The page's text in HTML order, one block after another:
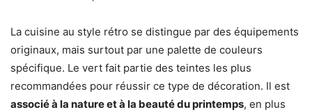
La cuisine au style rétro se distingue par des équipements
originaux, mais surtout par une palette de couleurs
spécifique. Le vert fait partie des teintes les plus
recommandées pour réussir ce type de décoration. Il est
associé à la nature et à la beauté du printemps, en plus